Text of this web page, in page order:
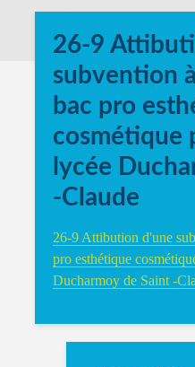
26-9
subvention
bac pro
cosmétique
lycée
-Claude
26-9 Attibution d'une
pro esthétique
Ducharmoy de Saint -